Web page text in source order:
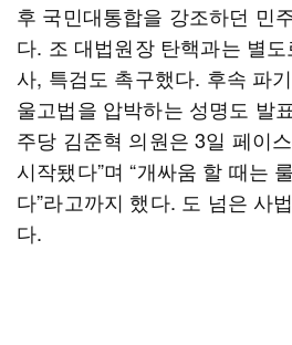
후 국민대통합을 강조하던 민
다. 조 대법원장 탄핵과는 별
사, 특검도 촉구했다. 후속 파
울고법을 압박하는 성명도 발
주당 김준혁 의원은 3일 페이
시작됐다”며 “개싸움 할 때는
다”라고까지 했다. 도 넘은 사
다.